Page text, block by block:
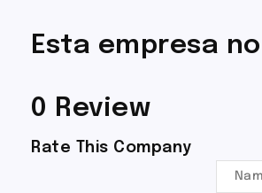
Esta empresa
0 Review
Rate This Company